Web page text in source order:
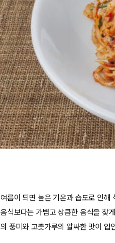
여름이 되면 높은 기온과 습도로 인해
음식보다는 가볍고 상큼한 음식을 찾
의 풍미와 고춧가루의 알싸한 맛이 입